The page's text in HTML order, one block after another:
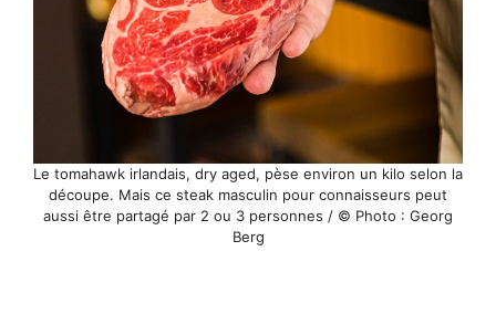
Le tomahawk irlandais, dry aged, pèse environ un kilo selon la
découpe. Mais ce steak masculin pour connaisseurs peut
aussi être partagé par 2 ou 3 personnes / © Photo : Georg
Berg